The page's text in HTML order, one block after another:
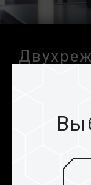
Изделие
разгона Intel
ASRock,